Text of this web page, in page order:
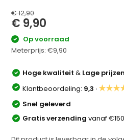
€ 12,90
€ 9,90
Op voorraad
Meterprijs:€9,90
Hoge kwaliteit& Lage prijzen
Klantbeoordeling: 9,3 ·
Snel geleverd
Gratis verzendingvanaf €150